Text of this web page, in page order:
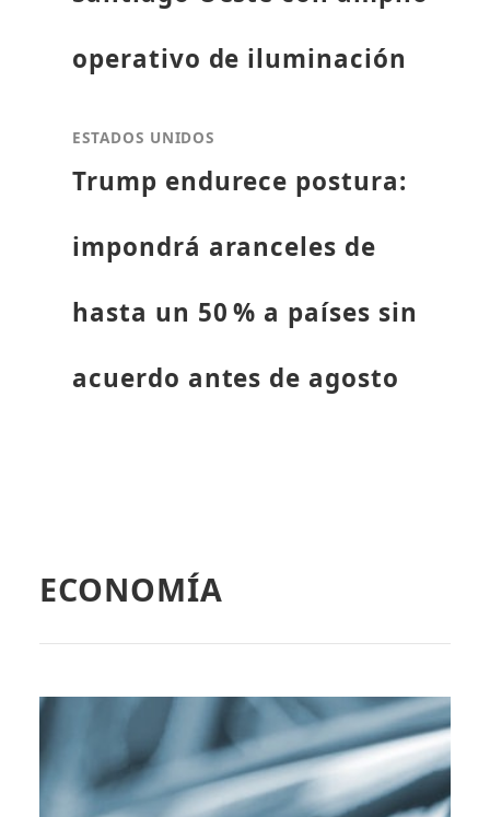
operativo de iluminación
ESTADOS UNIDOS
Trump endurece postura:
impondrá aranceles de
hasta un 50 % a países sin
acuerdo antes de agosto
ECONOMÍA